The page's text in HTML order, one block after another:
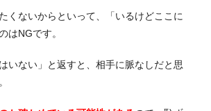
くないからといって、「いるけどここに
はNGです。
いない」と返すと、相手に脈なしだと思